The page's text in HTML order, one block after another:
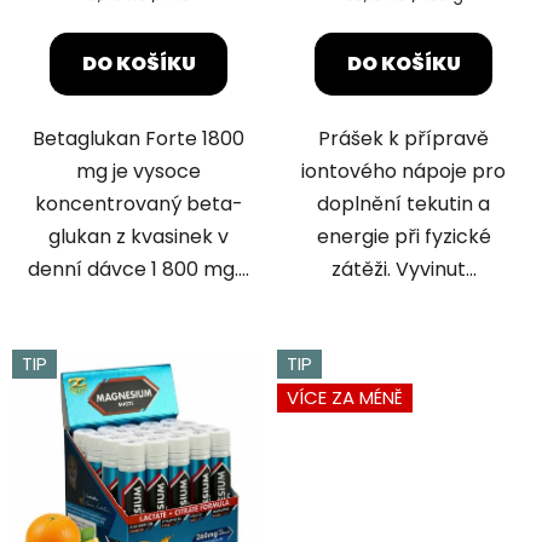
z
DO KOŠÍKU
Betaglukan Forte 1800
mg je vysoce
koncentrovaný beta-
glukan z kvasinek v
denní dávce 1 800 mg....
z
DO KOŠÍKU
Prášek k přípravě
iontového nápoje pro
doplnění tekutin a
energie při fyzické
zátěži. Vyvinut...
TIP
TIP
VÍCE ZA MÉNĚ